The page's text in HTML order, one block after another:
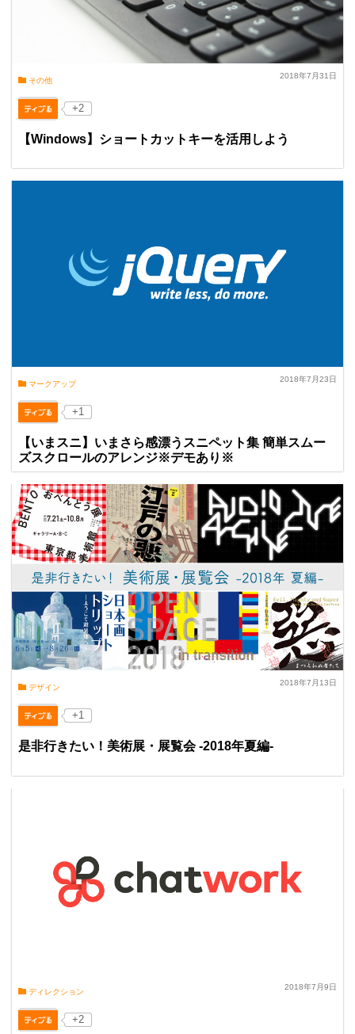
2018年7月31日
その他
+2
【Windows】ショートカットキーを活用しよう
2018年7月23日
マークアップ
+1
【いまスニ】いまさら感漂うスニペット集 簡単スムー
ズスクロールのアレンジ※デモあり※
2018年7月13日
デザイン
+1
是非行きたい！美術展・展覧会 -2018年夏編-
2018年7月9日
ディレクション
+2